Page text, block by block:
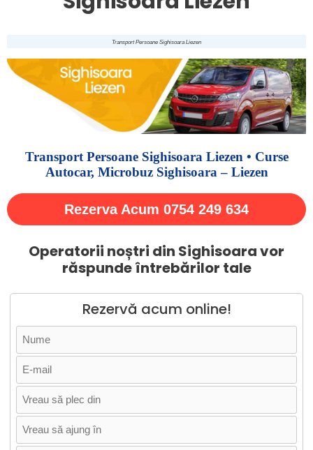
Transport Persoane Sighisoara Liezen
Transport Persoane Sighisoara Liezen • Curse
Autocar, Microbuz Sighisoara – Liezen
Rezerva Acum 0754 249 634
Operatorii noștri din Sighisoara vor
răspunde întrebărilor tale
Rezervă acum online!